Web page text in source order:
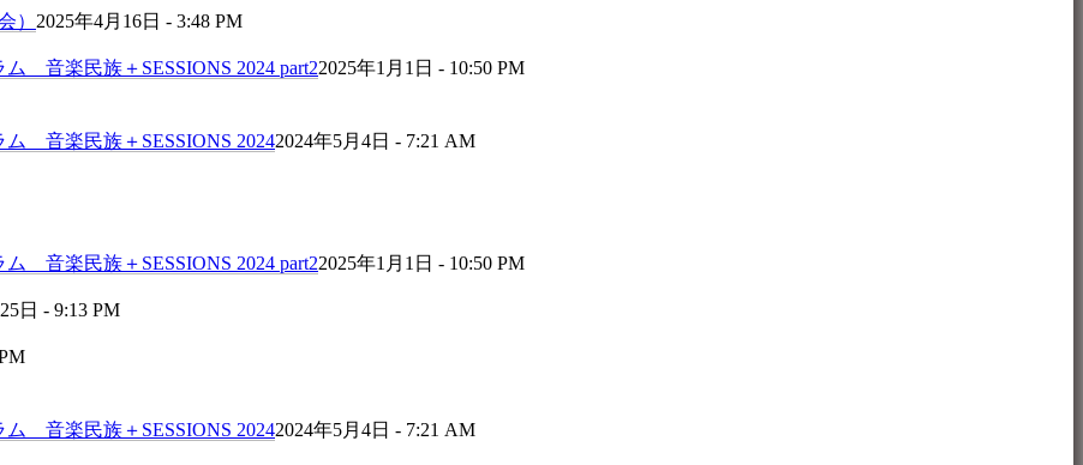
） 2025年4月16日 - 3:48 PM
音楽民族＋SESSIONS 2024 part22025年1月1日 - 10:50 PM
音楽民族＋SESSIONS 20242024年5月4日 - 7:21 AM
音楽民族＋SESSIONS 2024 part22025年1月1日 - 10:50 PM
日 - 9:13 PM
音楽民族＋SESSIONS 20242024年5月4日 - 7:21 AM